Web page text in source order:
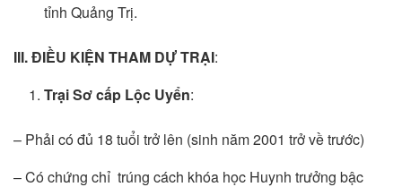
tỉnh Quảng Trị.
III.ĐIỀU KIỆN THAM DỰ TRẠI:
Trại Sơ cấp Lộc Uyển:
– Phải có đủ 18 tuổi trở lên (sinh năm 2001 trở về trước)
– Có chứng chỉ trúng cách khóa học Huynh trưởng bậc